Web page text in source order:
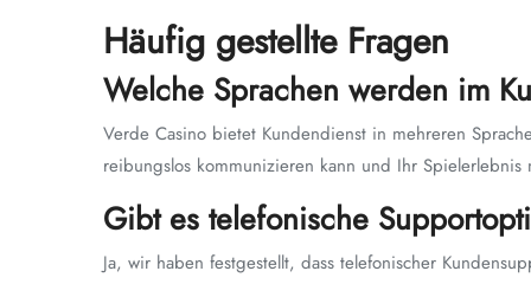
Häufig gestellte Fragen
Welche Sprachen werden im
Verde Casino bietet Kundendienst in mehreren
reibungslos kommunizieren kann und Ihr
Gibt es telefonische
Ja, wir haben festgestellt, dass telefonischer